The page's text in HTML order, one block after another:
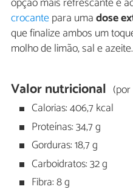
crocantepara umadose
que finalize ambos um
molho de limão, sal e azeite.
Valor nutricional
Calorias: 406,7 kcal
Proteínas: 34,7 g
Gorduras: 18,7 g
Carboidratos: 32 g
Fibra: 8 g